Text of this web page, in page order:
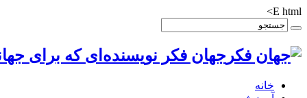
E html>
جهان فکر نویسنده‌ای که برای
خانه